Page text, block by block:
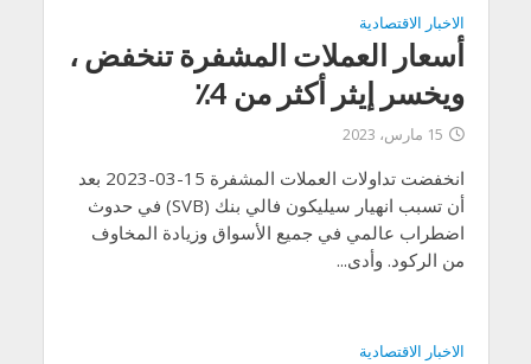
الاخبار الاقتصادية
أسعار العملات المشفرة تنخفض ،
ويخسر إيثر أكثر من 4٪
15 مارس، 2023
انخفضت تداولات العملات المشفرة 15-03-2023 بعد
أن تسبب انهيار سيليكون فالي بنك (SVB) في حدوث
اضطراب عالمي في جميع الأسواق وزيادة المخاوف
من الركود. وأدى...
الاخبار الاقتصادية